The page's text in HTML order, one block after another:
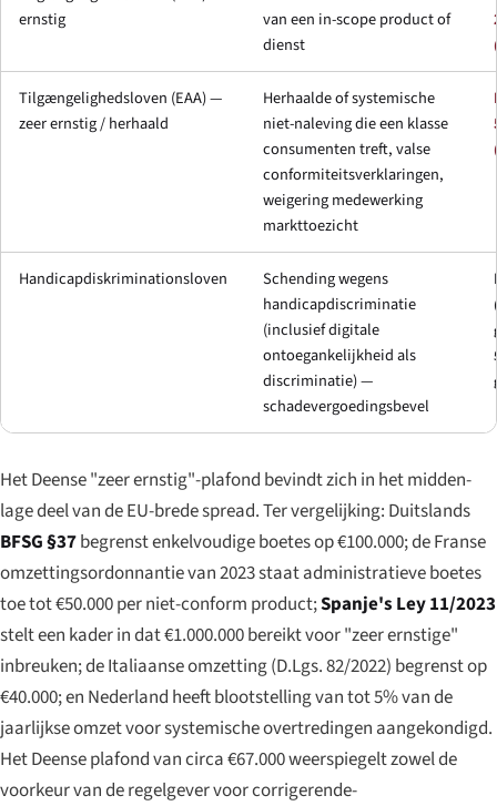
ernstig
van een in-scope product of
dienst
Tilgængelighedsloven (EAA) —
zeer ernstig / herhaald
Herhaalde of systemische
niet-naleving die een klasse
consumenten treft, valse
conformiteitsverklaringen,
weigering medewerking
markttoezicht
Handicapdiskriminationsloven
Schending wegens
handicapdiscriminatie
(inclusief digitale
ontoegankelijkheid als
discriminatie) —
schadevergoedingsbevel
Het Deense "zeer ernstig"-plafond bevindt zich in het midden-
lage deel van de EU-brede spread. Ter vergelijking: Duitslands
BFSG §37begrenst enkelvoudige boetes op €100.000; de Franse
omzettingsordonnantie van 2023 staat administratieve boetes
toe tot €50.000 per niet-conform product;Spanje's Ley 11/2023
stelt een kader in dat €1.000.000 bereikt voor "zeer ernstige"
inbreuken; de Italiaanse omzetting (D.Lgs. 82/2022) begrenst op
€40.000; en Nederland heeft blootstelling van tot 5% van de
jaarlijkse omzet voor systemische overtredingen aangekondigd.
Het Deense plafond van circa €67.000 weerspiegelt zowel de
voorkeur van de regelgever voor corrigerende-